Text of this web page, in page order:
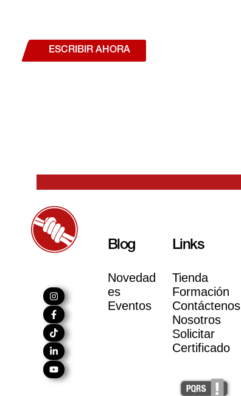
ESCRIBIR AHORA
Blog
Novedad
es
Eventos
Links
Tienda
Formación
Contáctenos
Nosotros
Solicitar
Certificado